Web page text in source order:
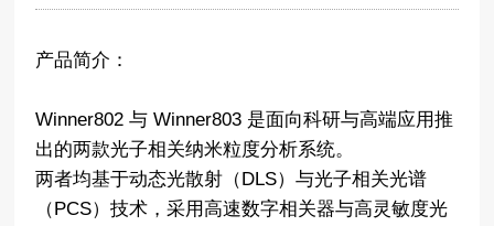
产品简介：
Winner802 与 Winner803 是面向科研与高端应用推
出的两款光子相关纳米粒度分析系统。
两者均基于动态光散射（DLS）与光子相关光谱
（PCS）技术，采用高速数字相关器与高灵敏度光